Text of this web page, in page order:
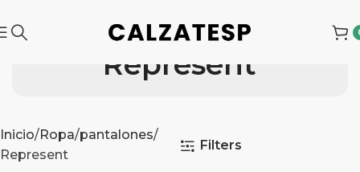
Represent
Inicio Ropa pantalones
Represent
Filters